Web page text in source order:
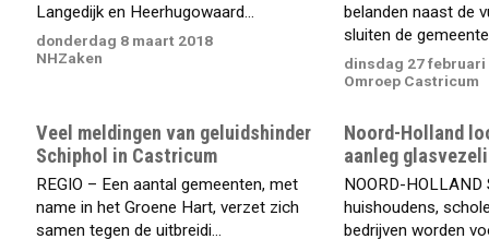
Langedijk en Heerhugowaard...
donderdag 8 maart 2018
NHZaken
belanden naast de
sluiten de
dinsdag 27 februari
Omroep Castricum
Veel meldingen van geluidshinder
Schiphol in Castricum
REGIO – Een aantal gemeenten, met
name in het Groene Hart, verzet zich
samen tegen de uitbreidi...
Noord-Holland
aanleg
NOORD-
huishoudens,
bedrijven worden